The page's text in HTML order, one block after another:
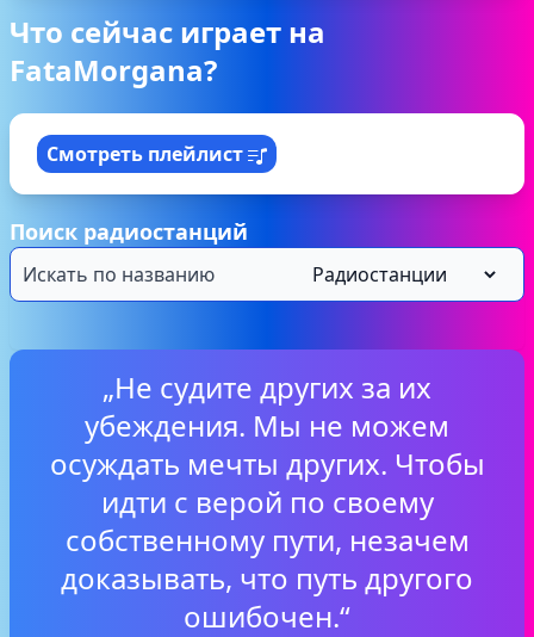
Что сейчас играет на
FataMorgana?
Смотреть плейлист
Поиск радиостанций
„Не судите других за их
убеждения. Мы не можем
осуждать мечты других. Чтобы
идти с верой по своему
собственному пути, незачем
доказывать, что путь другого
ошибочен.“